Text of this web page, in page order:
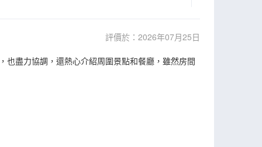
評價於：2026年07月25日
也盡力協調，還熱心介紹周圍景點和餐廳，雖然房間